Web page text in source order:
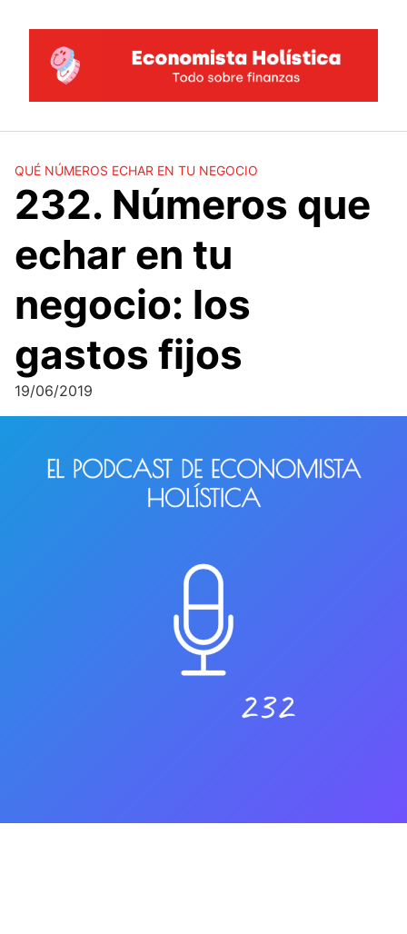
contenido
QUÉ NÚMEROS ECHAR EN TU NEGOCIO
232. Números que
echar en tu
negocio: los
gastos fijos
19/06/2019